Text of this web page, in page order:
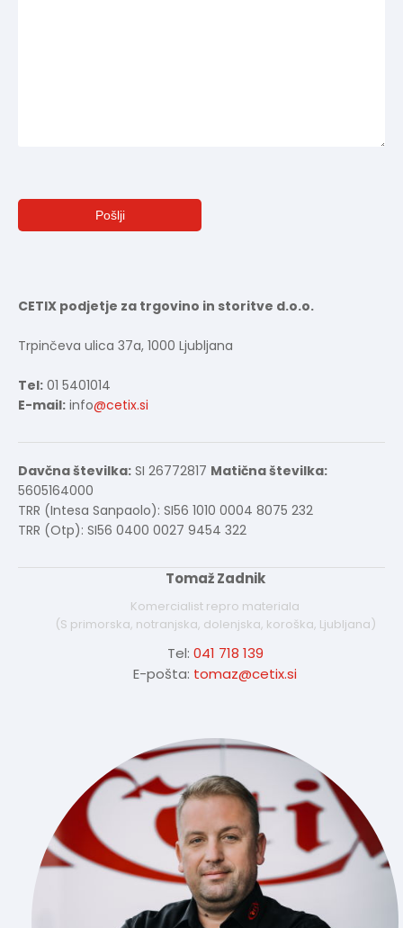
CETIX podjetje za trgovino in storitve d.o.o.
Trpinčeva ulica 37a, 1000 Ljubljana
Tel: 01 5401014
E-mail: info@cetix.si
Davčna številka: SI 26772817 Matična številka:
5605164000
TRR (Intesa Sanpaolo): SI56 1010 0004 8075 232
TRR (Otp): SI56 0400 0027 9454 322
Tomaž Zadnik
Komercialist repro materiala
(S primorska, notranjska, dolenjska, koroška, Ljubljana)
Tel: 041 718 139
E-pošta: tomaz@cetix.si